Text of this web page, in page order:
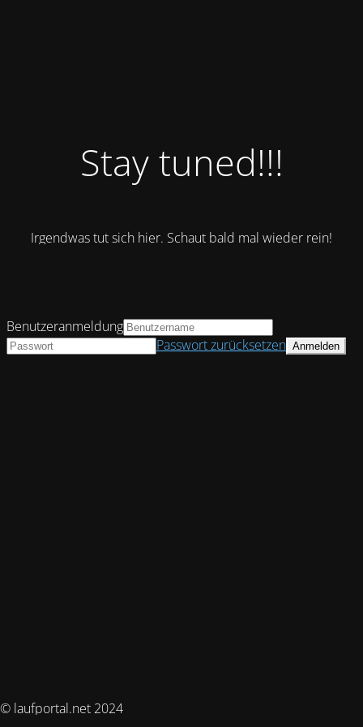
Stay tuned!!!
Irgendwas tut sich hier. Schaut bald mal wieder rein!
© laufportal.net 2024
Benutzeranmeldung
Passwort zurücksetzen